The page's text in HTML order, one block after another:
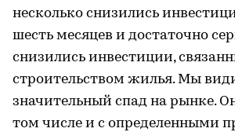
несколько снизились
шесть месяцев и достаточно
снизились инвестиции,
строительством жилья. Мы
значительный спад на рынке.
том числе и с определенными